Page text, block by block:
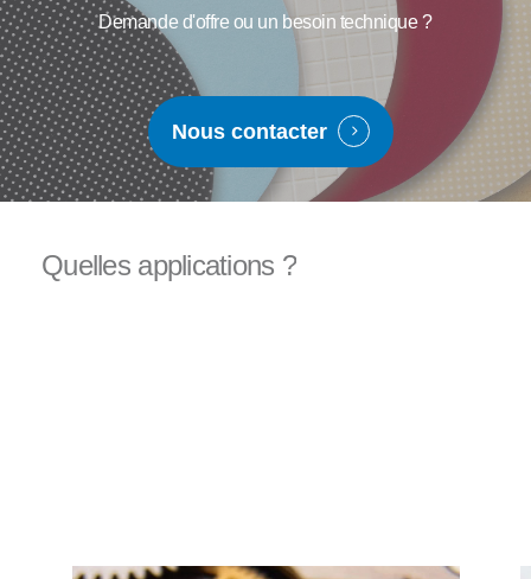
Demande d'offre ou un besoin technique ?
Nous contacter
Quelles applications ?